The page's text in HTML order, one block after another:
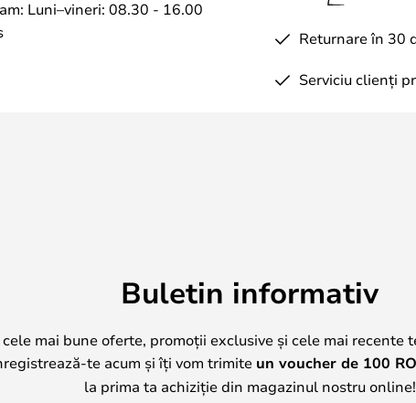
becul, apăsați becul în jos astfel
să intre în contact cu soclul -
pentru a-l bloca în poziție. .
Luni–vineri: 08.30 - 16.00
Returnare în 30
Serviciu clienți
Buletin informativ
mai bune oferte, promoții exclusive și cele mai recente
te acum și îți vom trimite un voucher de 100
la prima ta achiziție din magazinul nostru online!